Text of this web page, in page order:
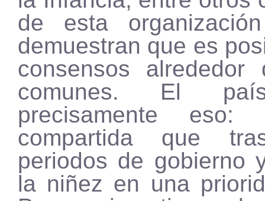
de esta
demuestran que es
consensos alrededor
comunes. El
precisamente eso:
compartida que
periodos de gobierno
la niñez en una